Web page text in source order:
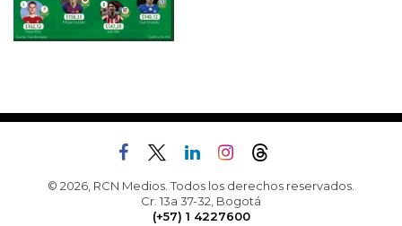
© 2026, RCN Medios. Todos los derechos reservados.
Cr. 13a 37-32, Bogotá
(+57) 1 4227600